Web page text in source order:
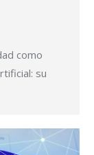
como
su